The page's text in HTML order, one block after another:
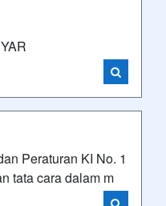
Peraturan KI No. 1
tata cara dalam m